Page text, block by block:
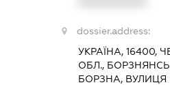
dossier.address:
УКРАЇНА, 16400,
ОБЛ.,
БОРЗНА, ВУЛИЦЯ